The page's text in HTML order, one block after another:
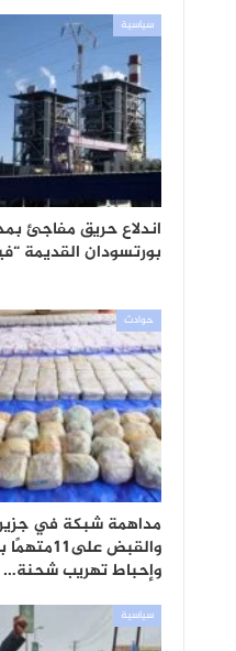
سياسية
اندلاع حريق مفاجئ
بورتسودان القديمة
حوادث
مداهمة شبكة في جزيرة
والقبض
وإحباط تهريب شحنة…
سياسية